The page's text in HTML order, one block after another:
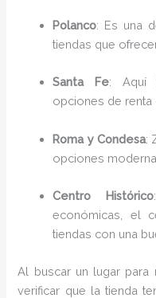
Polanco: Es una
tiendas que
Santa Fe: Aquí
opciones de renta
Roma y Condesa:
opciones
Centro Histórico
económicas, el
tiendas con una
Al buscar un lugar para
verificar que la tienda